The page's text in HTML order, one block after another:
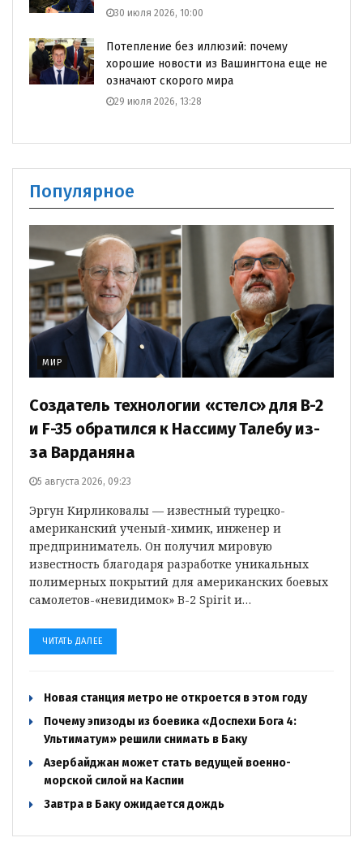
30 июля 2026, 10:00
Потепление без иллюзий: почему
хорошие новости из Вашингтона еще не
означают скорого мира
29 июля 2026, 13:28
Популярное
МИР
Создатель технологии «стелс» для B-2
и F-35 обратился к Нассиму Талебу из-
за Варданяна
5 августа 2026, 09:23
Эргун Кирликовалы — известный турецко-
американский ученый-химик, инженер и
предприниматель. Он получил мировую
известность благодаря разработке уникальных
полимерных покрытий для американских боевых
самолетов-«невидимок» B-2 Spirit и…
ЧИТАТЬ ДАЛЕЕ
Новая станция метро не откроется в этом году
Почему эпизоды из боевика «Доспехи Бога 4:
Ультиматум» решили снимать в Баку
Азербайджан может стать ведущей военно-
морской силой на Каспии
Завтра в Баку ожидается дождь